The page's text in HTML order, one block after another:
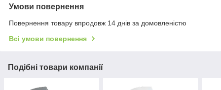
Умови повернення
Повернення товару впродовж 14 днів за домовленістю
Всі умови повернення
Подібні товари компанії